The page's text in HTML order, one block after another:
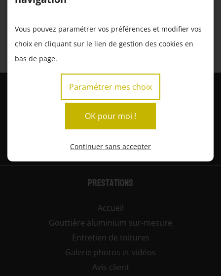
S’identifier
Prestations
Accueil
Gouttière aluminium sur-mesure
Entretien de toitures
Galerie photos et vidéos
Avis client
Vous pouvez paramétrer vos préférences et modifier vos
choix en cliquant sur le lien de gestion des cookies en
bas de page.
Paramétrer mes choix
OK pour moi !
Continuer sans accepter